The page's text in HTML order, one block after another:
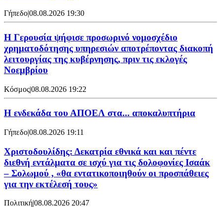
Γήπεδο|08.08.2026 19:30
Η Γερουσία ψήφισε προσωρινό νομοσχέδιο
χρηματοδότησης υπηρεσιών αποτρέποντας διακοπή
λειτουργίας της κυβέρνησης, πριν τις εκλογές
Νοεμβρίου
Κόσμος|08.08.2026 19:22
Η ενδεκάδα του ΑΠΟΕΛ στα... αποκαλυπτήρια
Γήπεδο|08.08.2026 19:11
Χριστοδουλίδης: Δεκατρία εθνικά και και πέντε
διεθνή εντάλματα σε ισχύ για τις δολοφονίες Ισαάκ
– Σολωμού , «θα εντατικοποιηθούν οι προσπάθειες
για την εκτέλεσή τους»
Πολιτική|08.08.2026 20:47